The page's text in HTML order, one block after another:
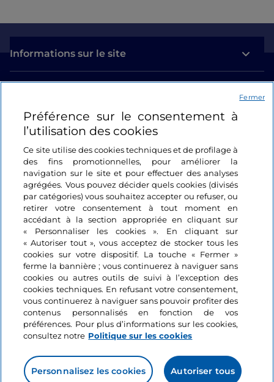
Informations sur le site
Se connecter
Suivez-nous
Préférence sur le consentement à
l’utilisation des cookies
Ce site utilise des cookies techniques et de profilage à
des fins promotionnelles, pour améliorer la
navigation sur le site et pour effectuer des analyses
agrégées. Vous pouvez décider quels cookies (divisés
par catégories) vous souhaitez accepter ou refuser, ou
retirer votre consentement à tout moment en
accédant à la section appropriée en cliquant sur
« Personnaliser les cookies ». En cliquant sur
« Autoriser tout », vous acceptez de stocker tous les
cookies sur votre dispositif. La touche « Fermer »
ferme la bannière ; vous continuerez à naviguer sans
cookies ou autres outils de suivi à l’exception des
cookies techniques. En refusant votre consentement,
vous continuerez à naviguer sans pouvoir profiter des
contenus personnalisés en fonction de vos
préférences. Pour plus d’informations sur les cookies,
consultez notre Politique sur les cookies
Personnalisez les cookies Autoriser tous
Fermer